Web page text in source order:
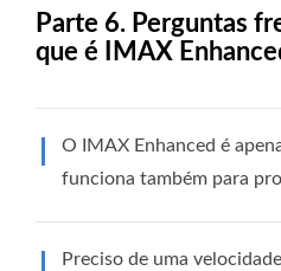
Parte 6. Perguntas
que é IMAX
O IMAX Enhanced é
funciona também para
Preciso de uma